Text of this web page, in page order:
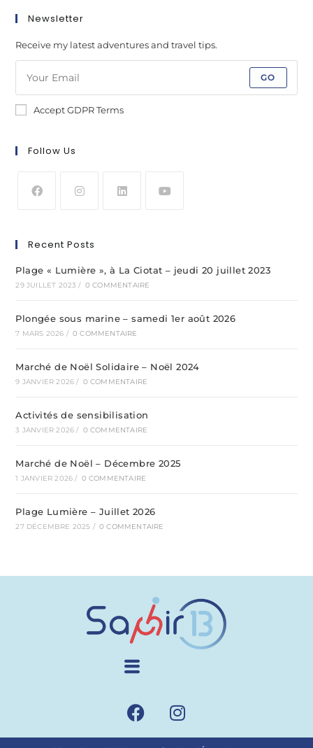
Newsletter
Receive my latest adventures and travel tips.
GO
Accept GDPR Terms
Follow Us
Recent Posts
Plage « Lumière », à La Ciotat – jeudi 20 juillet 2023
29 JUILLET 2023 / 0 COMMENTAIRE
Plongée sous marine – samedi 1er août 2026
7 MARS 2026 / 0 COMMENTAIRE
Marché de Noël Solidaire – Noël 2024
9 JANVIER 2026 / 0 COMMENTAIRE
Activités de sensibilisation
3 JANVIER 2026 / 0 COMMENTAIRE
Marché de Noël – Décembre 2025
1 JANVIER 2026 / 0 COMMENTAIRE
Plage Lumière – Juillet 2026
27 DÉCEMBRE 2025 / 0 COMMENTAIRE